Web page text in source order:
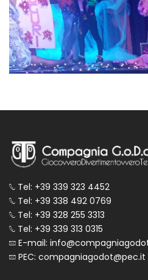
Tel: +39 339 323 4452
Tel: +39 338 492 0769
Tel: +39 328 255 3313
Tel: +39 339 313 0315
E-mail:
PEC: compagniagodot@pec.it